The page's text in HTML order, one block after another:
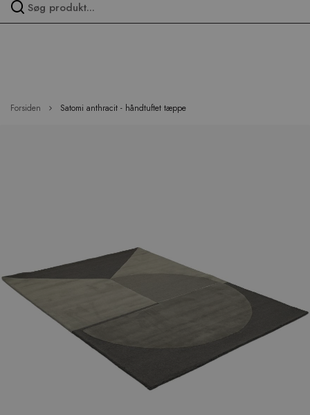
Forsiden Satomi anthracit - håndtuftet tæppe